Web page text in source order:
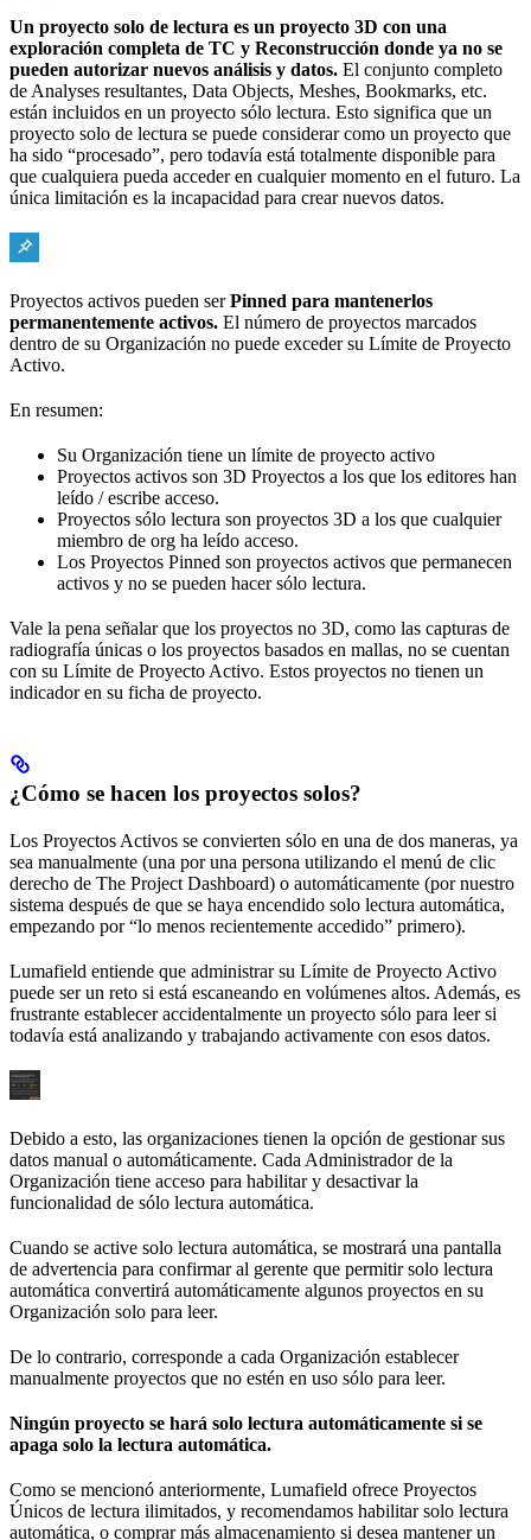
Un proyecto solo de lectura es un proyecto 3D con una
exploración completa de TC y Reconstrucción donde ya no se
pueden autorizar nuevos análisis y datos. El conjunto completo
de Analyses resultantes, Data Objects, Meshes, Bookmarks, etc.
están incluidos en un proyecto sólo lectura. Esto significa que un
proyecto solo de lectura se puede considerar como un proyecto que
ha sido “procesado”, pero todavía está totalmente disponible para
que cualquiera pueda acceder en cualquier momento en el futuro. La
única limitación es la incapacidad para crear nuevos datos.
Proyectos activos pueden serPinned para mantenerlos
permanentemente activos. El número de proyectos marcados
dentro de su Organización no puede exceder su Límite de Proyecto
Activo.
En resumen:
Su Organización tiene un límite de proyecto activo
Proyectos activos son 3D Proyectos a los que los editores han
leído / escribe acceso.
Proyectos sólo lectura son proyectos 3D a los que cualquier
miembro de org ha leído acceso.
Los Proyectos Pinned son proyectos activos que permanecen
activos y no se pueden hacer sólo lectura.
Vale la pena señalar que los proyectos no 3D, como las capturas de
radiografía únicas o los proyectos basados en mallas, no se cuentan
con su Límite de Proyecto Activo. Estos proyectos no tienen un
indicador en su ficha de proyecto.
¿Cómo se hacen los proyectos solos?
Los Proyectos Activos se convierten sólo en una de dos maneras, ya
sea manualmente (una por una persona utilizando el menú de clic
derecho de The Project Dashboard) o automáticamente (por nuestro
sistema después de que se haya encendido solo lectura automática,
empezando por “lo menos recientemente accedido” primero).
Lumafield entiende que administrar su Límite de Proyecto Activo
puede ser un reto si está escaneando en volúmenes altos. Además, es
frustrante establecer accidentalmente un proyecto sólo para leer si
todavía está analizando y trabajando activamente con esos datos.
Debido a esto, las organizaciones tienen la opción de gestionar sus
datos manual o automáticamente. Cada Administrador de la
Organización tiene acceso para habilitar y desactivar la
funcionalidad de sólo lectura automática.
Cuando se active solo lectura automática, se mostrará una pantalla
de advertencia para confirmar al gerente que permitir solo lectura
automática convertirá automáticamente algunos proyectos en su
Organización solo para leer.
De lo contrario, corresponde a cada Organización establecer
manualmente proyectos que no estén en uso sólo para leer.
Ningún proyecto se hará solo lectura automáticamente si se
apaga solo la lectura automática.
Como se mencionó anteriormente, Lumafield ofrece Proyectos
Únicos de lectura ilimitados, y recomendamos habilitar solo lectura
automática, o comprar más almacenamiento si desea mantener un